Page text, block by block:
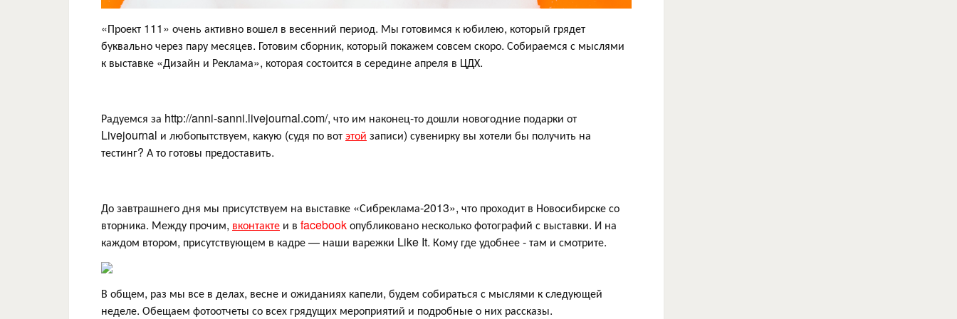
«Проект 111» очень активно вошел в весенний период. Мы готовимся к юбилею, который грядет
буквально через пару месяцев. Готовим сборник, который покажем совсем скоро. Собираемся с мыслями
к выставке «Дизайн и Реклама», которая состоится в середине апреля в ЦДХ.
Радуемся за http://anni-sanni.livejournal.com/, что им наконец-то дошли новогодние подарки от
Livejournal и любопытствуем, какую (судя по вотэтой записи) сувенирку вы хотели бы получить на
тестинг? А то готовы предоставить.
До завтрашнего дня мы присутствуем на выставке «Сибреклама-2013», что проходит в Новосибирске со
вторника. Между прочим, вконтакте и в facebookопубликовано несколько фотографий с выставки. И на
каждом втором, присутствующем в кадре — наши варежки Like It. Кому где удобнее - там и смотрите.
В общем, раз мы все в делах, весне и ожиданиях капели, будем собираться с мыслями к следующей
неделе. Обещаем фотоотчеты со всех грядущих мероприятий и подробные о них рассказы.